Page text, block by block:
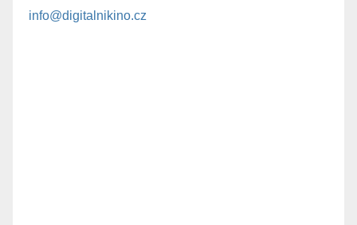
info@digitalnikino.cz